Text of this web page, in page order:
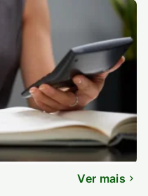
Ver mais